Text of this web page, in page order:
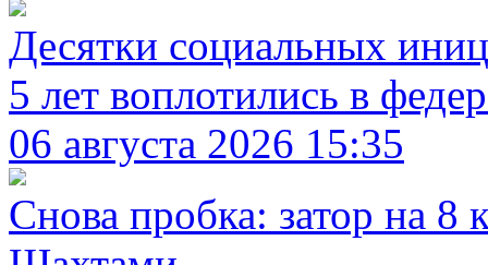
Десятки социальных
5 лет воплотились в
06 августа 2026 15:35
Снова пробка: затор на